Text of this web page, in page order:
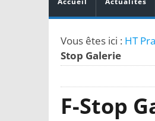
Vous êtes ici : HT
Stop Galerie
F-Stop